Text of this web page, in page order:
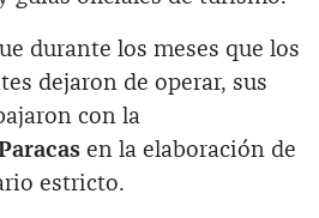
durante los meses que los
dejaron de operar, sus
con la
en la elaboración de
estricto.